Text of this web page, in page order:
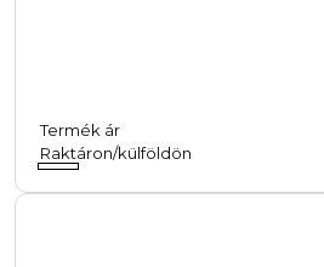
Termék ár
Raktáron/külföldön